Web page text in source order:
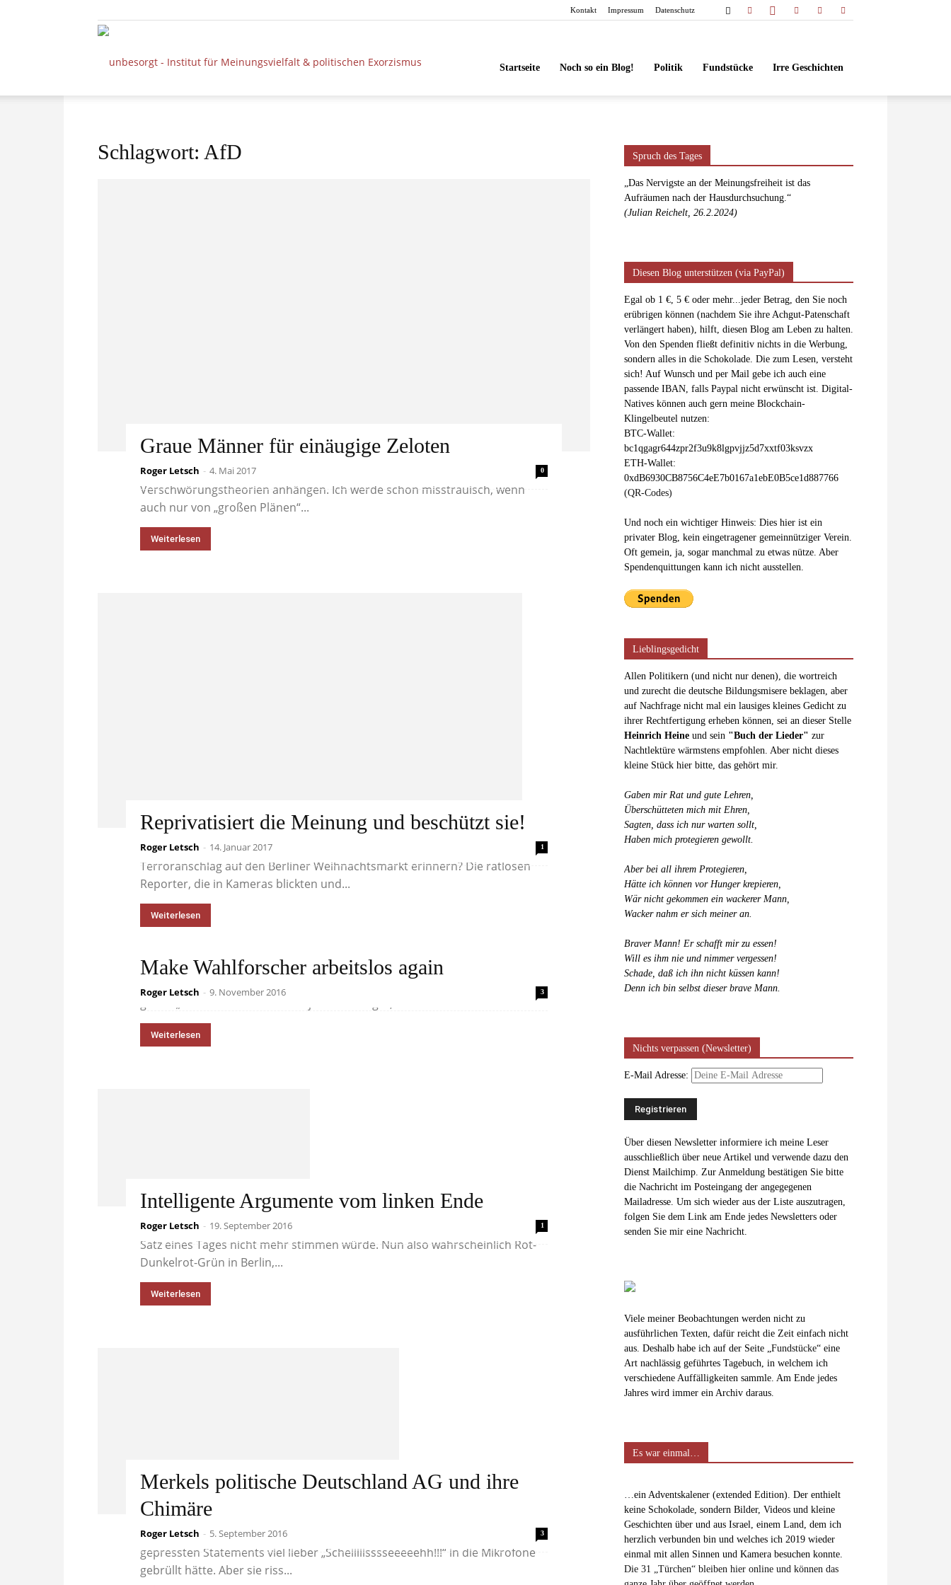
Kontakt Impressum Datenschutz
Startseite Noch so ein Blog! Politik Fundstücke Irre Geschichten
Schlagwort: AfD
Graue Männer für einäugige Zeloten
Roger Letsch - 4. Mai 2017 0
Wer mich kennt, weiß, dass ich nicht zu den Menschen gehöre, die
Verschwörungstheorien anhängen. Ich werde schon misstrauisch, wenn
auch nur von „großen Plänen“...
Weiterlesen
Reprivatisiert die Meinung und beschützt sie!
Roger Letsch - 14. Januar 2017 1
Können Sie sich an die mediale Berichterstattung unmittelbar nach dem
Terroranschlag auf den Berliner Weihnachtsmarkt erinnern? Die ratlosen
Reporter, die in Kameras blickten und...
Weiterlesen
Make Wahlforscher arbeitslos again
Roger Letsch - 9. November 2016 3
Die Gesellschaft in den USA driftet auseinander, so sagt man. Aber was
Weiterlesen
Intelligente Argumente vom linken Ende
Roger Letsch - 19. September 2016 1
„Für eine große Koalition reicht es immer“...wer hätte gedacht, dass dieser
Satz eines Tages nicht mehr stimmen würde. Nun also wahrscheinlich Rot-
Dunkelrot-Grün in Berlin,...
Weiterlesen
Merkels politische Deutschland AG und ihre
Chimäre
Roger Letsch - 5. September 2016 3
Simone Peter von den Grünen war anzumerken, dass sie statt eines
gepressten Statements viel lieber „Scheiiiiisssseeeeehh!!!“ in die Mikrofone
gebrüllt hätte. Aber sie riss...
Spruch des Tages
„Das Nervigste an der Meinungsfreiheit ist das
Aufräumen nach der Hausdurchsuchung.“
(Julian Reichelt, 26.2.2024)
Diesen Blog unterstützen (via PayPal)
Egal ob 1 €, 5 € oder mehr...jeder Betrag, den Sie noch
erübrigen können (nachdem Sie ihre Achgut-Patenschaft
verlängert haben), hilft, diesen Blog am Leben zu halten.
Von den Spenden fließt definitiv nichts in die Werbung,
sondern alles in die Schokolade. Die zum Lesen, versteht
sich! Auf Wunsch und per Mail gebe ich auch eine
passende IBAN, falls Paypal nicht erwünscht ist. Digital-
Natives können auch gern meine Blockchain-
Klingelbeutel nutzen:
BTC-Wallet:
bc1qgagr644zpr2f3u9k8lgpvjjz5d7xxtf03ksvzx
ETH-Wallet:
0xdB6930CB8756C4eE7b0167a1ebE0B5ce1d887766
(QR-Codes)
Und noch ein wichtiger Hinweis: Dies hier ist ein
privater Blog, kein eingetragener gemeinnütziger Verein.
Oft gemein, ja, sogar manchmal zu etwas nütze. Aber
Spendenquittungen kann ich nicht ausstellen.
Lieblingsgedicht
Allen Politikern (und nicht nur denen), die wortreich
und zurecht die deutsche Bildungsmisere beklagen, aber
auf Nachfrage nicht mal ein lausiges kleines Gedicht zu
ihrer Rechtfertigung erheben können, sei an dieser Stelle
Heinrich Heine und sein "Buch der Lieder" zur
Nachtlektüre wärmstens empfohlen. Aber nicht dieses
kleine Stück hier bitte, das gehört mir.
Gaben mir Rat und gute Lehren,
Überschütteten mich mit Ehren,
Sagten, dass ich nur warten sollt,
Haben mich protegieren gewollt.
Aber bei all ihrem Protegieren,
Hätte ich können vor Hunger krepieren,
Wär nicht gekommen ein wackerer Mann,
Wacker nahm er sich meiner an.
Braver Mann! Er schafft mir zu essen!
Will es ihm nie und nimmer vergessen!
Schade, daß ich ihn nicht küssen kann!
Denn ich bin selbst dieser brave Mann.
Nichts verpassen (Newsletter)
E-Mail Adresse:
Über diesen Newsletter informiere ich meine Leser
ausschließlich über neue Artikel und verwende dazu den
Dienst Mailchimp. Zur Anmeldung bestätigen Sie bitte
die Nachricht im Posteingang der angegegenen
Mailadresse. Um sich wieder aus der Liste auszutragen,
folgen Sie dem Link am Ende jedes Newsletters oder
senden Sie mir eine Nachricht.
Viele meiner Beobachtungen werden nicht zu
ausführlichen Texten, dafür reicht die Zeit einfach nicht
aus. Deshalb habe ich auf der Seite „Fundstücke“ eine
Art nachlässig geführtes Tagebuch, in welchem ich
verschiedene Auffälligkeiten sammle. Am Ende jedes
Jahres wird immer ein Archiv daraus.
Es war einmal…
…ein Adventskalener (extended Edition). Der enthielt
keine Schokolade, sondern Bilder, Videos und kleine
Geschichten über und aus Israel, einem Land, dem ich
herzlich verbunden bin und welches ich 2019 wieder
einmal mit allen Sinnen und Kamera besuchen konnte.
Die 31 „Türchen“ bleiben hier online und können das